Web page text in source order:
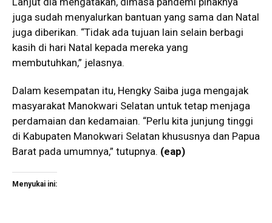
juga sudah menyalurkan bantuan yang sama dan Natal
juga diberikan. “Tidak ada tujuan lain selain berbagi
kasih di hari Natal kepada mereka yang
membutuhkan,” jelasnya.
Dalam kesempatan itu, Hengky Saiba juga mengajak
masyarakat Manokwari Selatan untuk tetap menjaga
perdamaian dan kedamaian. “Perlu kita junjung tinggi
di Kabupaten Manokwari Selatan khususnya dan Papua
Barat pada umumnya,” tutupnya. (eap)
Menyukai ini: